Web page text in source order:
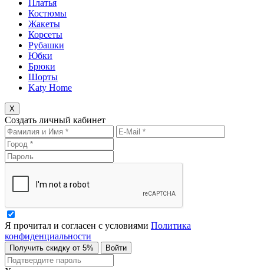
Платья
Костюмы
Жакеты
Корсеты
Рубашки
Юбки
Брюки
Шорты
Katy Home
X
Создать личный кабинет
Я прочитал и согласен с условиями Политика
конфиденциальности
Получить скидку от 5% Войти